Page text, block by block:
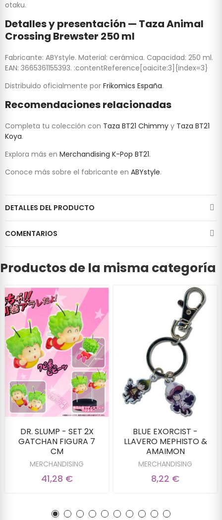
otaku.
Detalles y presentación — Taza Animal
Crossing Brewster 250 ml
Fabricante: ABYstyle. Material: cerámica. Capacidad: 250 ml.
EAN: 3665361155393. :contentReference[oaicite:3]{index=3}
Distribuido oficialmente por Frikomics España.
Recomendaciones relacionadas
Completa tu colección con Taza BT21 Chimmy y Taza BT21
Koya.
Explora más en Merchandising K-Pop BT21.
Conoce más sobre el fabricante en ABYstyle.
DETALLES DEL PRODUCTO
COMENTARIOS
Productos de la misma categoría
DR. SLUMP - SET 2X
GATCHAN FIGURA 7
CM
MERCHANDISING
41,28 €
BLUE EXORCIST -
LLAVERO MEPHISTO &
AMAIMON
MERCHANDISING
8,22 €